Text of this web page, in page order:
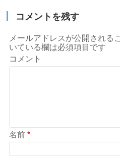
コメントを残す
メールアドレスが公開される
いている欄は必須項目です
コメント
名前*